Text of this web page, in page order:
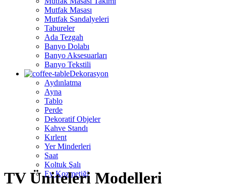
Mutfak Masası
Mutfak Sandalyeleri
Tabureler
Ada Tezgah
Banyo Dolabı
Banyo Aksesuarları
Banyo Tekstili
Dekorasyon
Aydınlatma
Ayna
Tablo
Perde
Dekoratif Objeler
Kahve Standı
Kırlent
Yer Minderleri
Saat
Koltuk Şalı
Ev Kozmetiği
TV Üniteleri Modelleri